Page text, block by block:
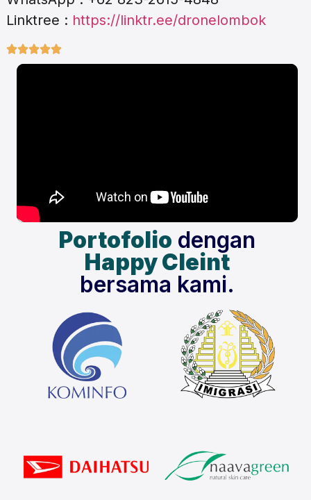
Linktree : https://linktr.ee/dronelombok

Portofolio dengan
Happy Cleint
bersama kami.